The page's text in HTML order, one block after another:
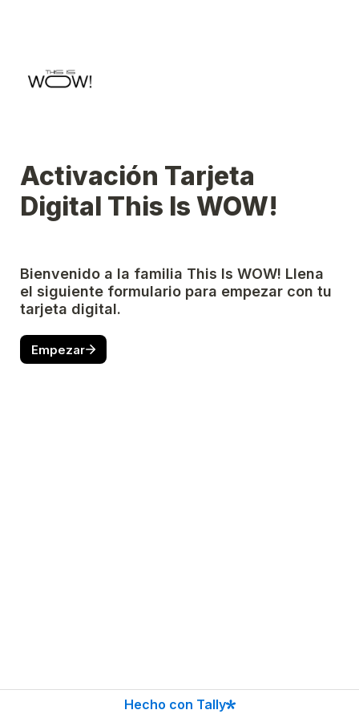
Activación Tarjeta
Digital This Is WOW!
Bienvenido a la familia This Is WOW! Llena
el siguiente formulario para empezar con tu
tarjeta digital.
Empezar
Hecho con Tally